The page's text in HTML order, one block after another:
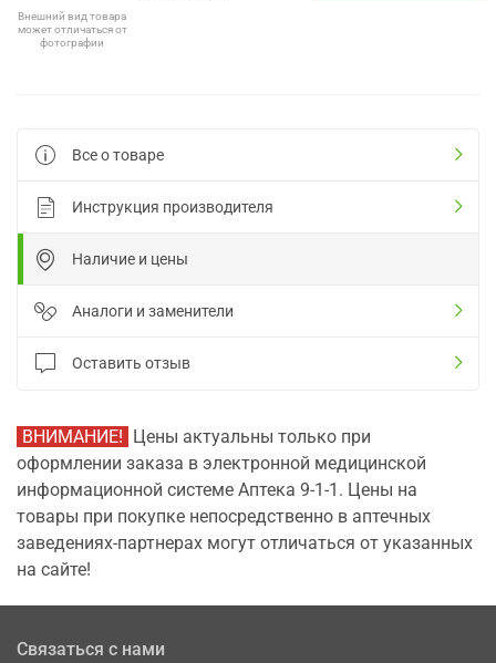
Внешний вид товара
может отличаться от
фотографии
Все о товаре
Инструкция производителя
Наличие и цены
Аналоги и заменители
Оставить отзыв
ВНИМАНИЕ! Цены актуальны только при
оформлении заказа в электронной медицинской
информационной системе Аптека 9-1-1. Цены на
товары при покупке непосредственно в аптечных
заведениях-партнерах могут отличаться от указанных
на сайте!
Связаться с нами